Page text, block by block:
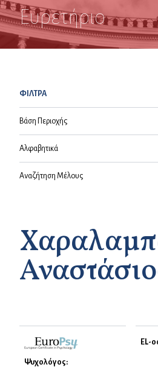
Ευρετήριο
ΦΙΛΤΡΑ
Βάση Περιοχής
Αλφαβητικά
Αναζήτηση Μέλους
Ψυχολόγος:
EL-